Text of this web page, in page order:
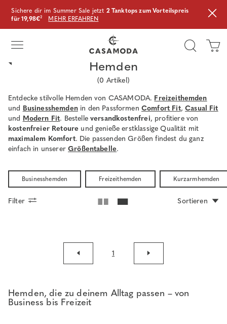
Sichere dir im Summer Sale jetzt 2 Tanktops zum Vorteilspreis
für 19,98€² MEHR ERFAHREN
Hemden
(0 Artikel)
Entdecke stilvolle Hemden von CASAMODA. Freizeithemden
und Businesshemden in den Passformen Comfort Fit,Casual Fit
und Modern Fit. Bestelleversandkostenfrei, profitiere von
kostenfreier Retoure und genieße erstklassige Qualität mit
maximalem Komfort. Die passenden Größen findest du ganz
einfach in unsererGrößentabelle.
Businesshemden Freizeithemden Kurzarmhemden
Filter Sortieren
1
Hemden, die zu deinem Alltag passen – von
Business bis Freizeit